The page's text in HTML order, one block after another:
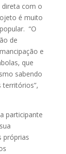
direta com o
é muito
“O
de
e
que
sabendo
participante
próprias